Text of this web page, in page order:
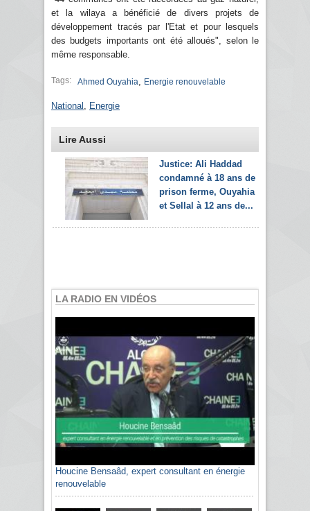
et la wilaya a bénéficié de divers projets de
développement tracés par l'Etat et pour lesquels
des budgets importants ont été alloués", selon le
même responsable.
Tags: Ahmed Ouyahia Energie renouvelable
National Energie
Lire Aussi
Justice: Ali Haddad
condamné à 18 ans de
prison ferme, Ouyahia
et Sellal à 12 ans de...
LA RADIO EN VIDÉOS
Houcine Bensaâd, expert consultant en énergie
renouvelable